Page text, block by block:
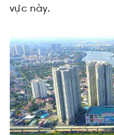
vực này.